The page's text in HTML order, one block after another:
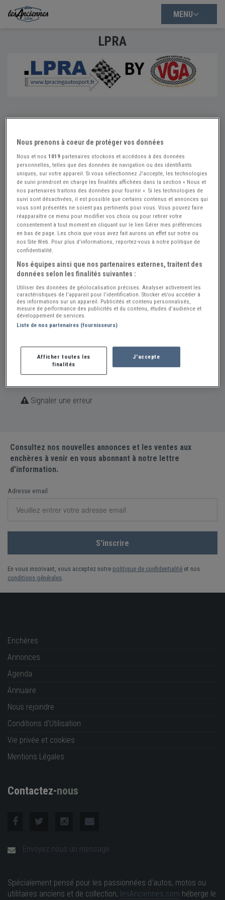
MENU
LPRA
LPRA
Contact
www.lpracingautosport.fr
06 62 21 23 38
Envoyer un message
Adresse
27 RUE DE MONTARGIS
45290 VARENNES-CHANGY
Voir sur la carte
Varennes Garage Auto vous offre ses services Entretiens;
Pôle dédié à la prise en charge de votre véhicule, dans les
meilleurs conditions.
Spécialités:Auto, Utilitaire, Atelier de restauration,
Entretien
Signaler une erreur
Consultez nos nouvelles annonces et les ventes aux
enchères à venir en vous abonnant à notre lettre
d'information.
Adresse email
En vous inscrivant, vous acceptez notre politique de confidentialité et nos
conditions générales.
Enchères
Annonces
Agenda
Annuaire
Nous rejoindre
Conditions d'Utilisation
Vie privée et cookies
Mentions Légales
Contactez-nous
Envoyez nous un message
Spécialement pensé pour les passionnées d'autos, motos ou
utilitaires anciens et de collection, lesAnciennes.com héberge le
Nous prenons à coeur de protéger vos données
Nous et nos1019 partenaires stockons et accédons à des données
personnelles, telles que des données de navigation ou des identifiants
uniques, sur votre appareil. Si vous sélectionnez J'accepte, les technologies
de suivi prendront en charge les finalités affichées dans la section « Nous et
nos partenaires traitons des données pour fournir ». Si les technologies de
suivi sont désactivées, il est possible que certains contenus et annonces qui
vous sont présentés ne soient pas pertinents pour vous. Vous pouvez faire
réapparaître ce menu pour modifier vos choix ou pour retirer votre
consentement à tout moment en cliquant sur le lien Gérer mes préférences
en bas de page. Les choix que vous avez fait aurons un effet sur notre ou
nos Site Web. Pour plus d’informations, reportez-vous à notre politique de
confidentialité.
Nos équipes ainsi que nos partenaires externes, traitent des
données selon les finalités suivantes :
Utiliser des données de géolocalisation précises. Analyser activement les
caractéristiques de l’appareil pour l’identification. Stocker et/ou accéder à
des informations sur un appareil. Publicités et contenu personnalisés,
mesure de performance des publicités et du contenu, études d’audience et
développement de services.
Liste de nos partenaires (fournisseurs)
Afficher toutes les
finalités
J'accepte